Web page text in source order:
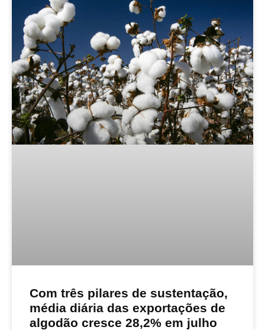
Com três pilares de sustentação,
média diária das exportações de
algodão cresce 28,2% em julho